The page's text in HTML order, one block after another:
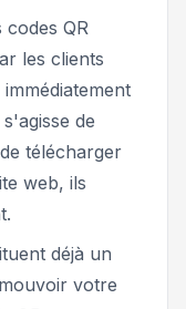
codes QR
les clients
de
télécharger
web, ils
déjà un
votre